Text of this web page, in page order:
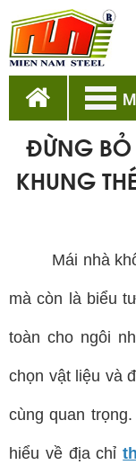
ĐỪNG
KHUNG
Mái nhà
mà còn là biểu
toàn cho ngôi
chọn vật liệu và
cùng quan
hiểu về địa chỉ